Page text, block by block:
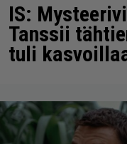
IS:
Tanssii
tuli